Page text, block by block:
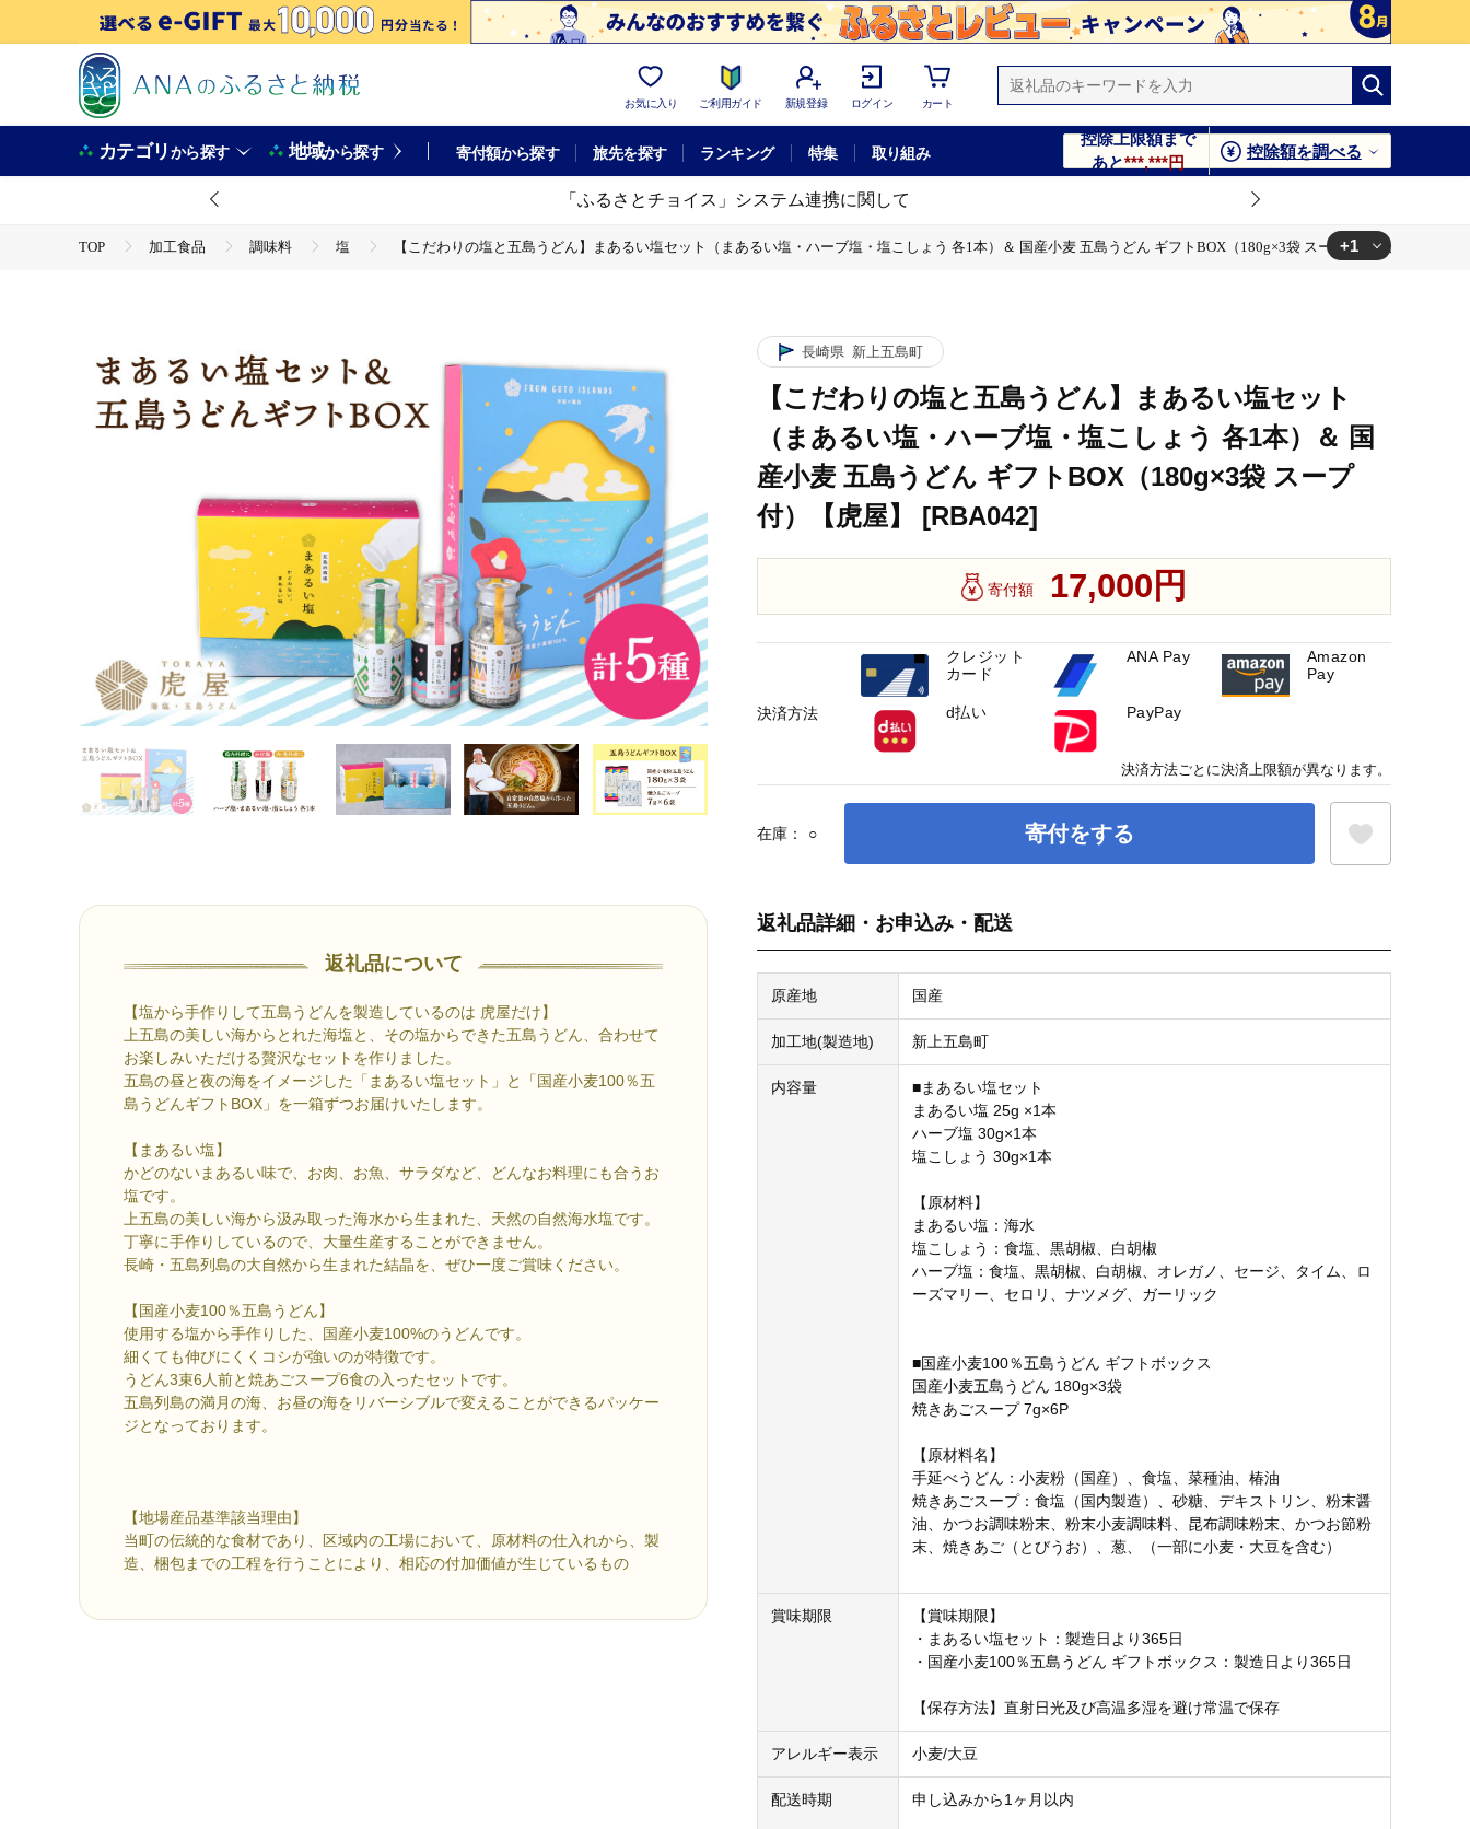
お気に入り ご利用ガイド 新規登録 ログイン カート
カテゴリから探す 地域から探す 寄付額から探す 旅先を探す ランキング 特集 取り組み
控除上限額まで
あと***,***円
控除額を調べる
「ふるさとチョイス」システム連携に関して
TOP 加工食品 調味料 塩
【こだわりの塩と五島うどん】まあるい塩セット（まあるい塩・ハーブ塩・塩こしょう 各1本）＆ 国産小麦 五島うどん ギフトBOX（180g×3袋 スープ付）【虎屋】
+1
返礼品について
【塩から手作りして五島うどんを製造しているのは 虎屋だけ】
上五島の美しい海からとれた海塩と、その塩からできた五島うどん、合わせて
お楽しみいただける贅沢なセットを作りました。
五島の昼と夜の海をイメージした「まあるい塩セット」と「国産小麦100％五
島うどんギフトBOX」を一箱ずつお届けいたします。
【まあるい塩】
かどのないまあるい味で、お肉、お魚、サラダなど、どんなお料理にも合うお
塩です。
上五島の美しい海から汲み取った海水から生まれた、天然の自然海水塩です。
丁寧に手作りしているので、大量生産することができません。
長崎・五島列島の大自然から生まれた結晶を、ぜひ一度ご賞味ください。
【国産小麦100％五島うどん】
使用する塩から手作りした、国産小麦100%のうどんです。
細くても伸びにくくコシが強いのが特徴です。
うどん3束6人前と焼あごスープ6食の入ったセットです。
五島列島の満月の海、お昼の海をリバーシブルで変えることができるパッケー
ジとなっております。
【地場産品基準該当理由】
当町の伝統的な食材であり、区域内の工場において、原材料の仕入れから、製
造、梱包までの工程を行うことにより、相応の付加価値が生じているもの
長崎県 新上五島町
【こだわりの塩と五島うどん】まあるい塩セット
（まあるい塩・ハーブ塩・塩こしょう 各1本）＆ 国
産小麦 五島うどん ギフトBOX（180g×3袋 スープ
付）【虎屋】 [RBA042]
寄付額 17,000円
在庫： ○ 寄付をする
返礼品詳細・お申込み・配送
原産地 国産
加工地(製造地) 新上五島町
内容量
■まあるい塩セット
まあるい塩 25g ×1本
ハーブ塩 30g×1本
塩こしょう 30g×1本
【原材料】
まあるい塩：海水
塩こしょう：食塩、黒胡椒、白胡椒
ハーブ塩：食塩、黒胡椒、白胡椒、オレガノ、セージ、タイム、ロ
ーズマリー、セロリ、ナツメグ、ガーリック
■国産小麦100％五島うどん ギフトボックス
国産小麦五島うどん 180g×3袋
焼きあごスープ 7g×6P
【原材料名】
手延べうどん：小麦粉（国産）、食塩、菜種油、椿油
焼きあごスープ：食塩（国内製造）、砂糖、デキストリン、粉末醤
油、かつお調味粉末、粉末小麦調味料、昆布調味粉末、かつお節粉
末、焼きあご（とびうお）、葱、（一部に小麦・大豆を含む）
賞味期限
【賞味期限】
・まあるい塩セット：製造日より365日
・国産小麦100％五島うどん ギフトボックス：製造日より365日
【保存方法】直射日光及び高温多湿を避け常温で保存
アレルギー表示 小麦/大豆
配送時期 申し込みから1ヶ月以内
決済方法
クレジット
カード
ANA Pay
Amazon
Pay
d払い PayPay
決済方法ごとに決済上限額が異なります。